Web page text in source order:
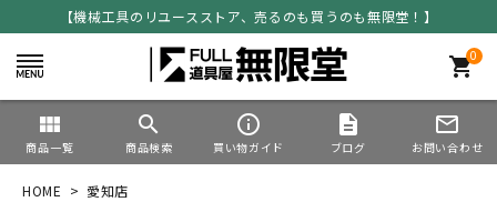
【機械工具のリユースストア、売るのも買うのも無限堂！】
0
shopping_cart
view_module
商品一覧
search
商品検索
info_outline
買い物ガイド
description
ブログ
mail_outline
お問い合わせ
HOME 愛知店